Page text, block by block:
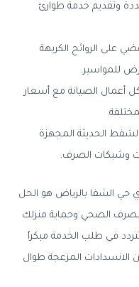
وتقديم خدمة طوارئ
على الروائح الكريهة
للمواسير.
أعمال الصيانة مع أسعار
الحديثة المجهزة
وشبكات الصرف.
حي الشفا بالرياض هو الحل
الصحي وحماية منزلك
في طلب الخدمة مبكراً
الانسدادات المزعجة طوال